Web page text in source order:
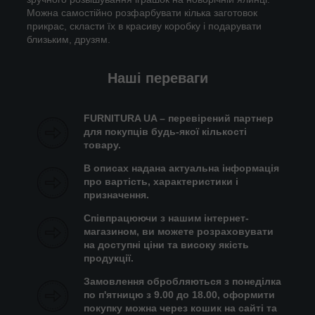
Можна самостійно розфарбувати кілька заготовок
прикрас, скласти їх в красиву коробку і подарувати
близьким, друзям.
Наші переваги
FURNITURA UA – перевірений партнер
для покупців будь-якої кількості
товару.
В описах надана актуальна інформація
про вартість, характеристики і
призначення.
Співпрацюючи з нашим інтернет-
магазином, ви можете розраховувати
на доступні ціни та високу якість
продукції.
Замовлення обробляються з понеділка
по п'ятницю з 9.00 до 18.00, оформити
покупку можна через кошик на сайті та